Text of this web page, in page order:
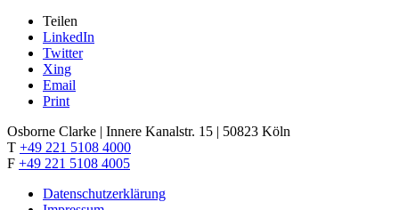
Teilen
LinkedIn
Twitter
Xing
Email
Print
Osborne Clarke | Innere Kanalstr. 15 | 50823 Köln
T +49 221 5108 4000
F +49 221 5108 4005
Datenschutzerklärung